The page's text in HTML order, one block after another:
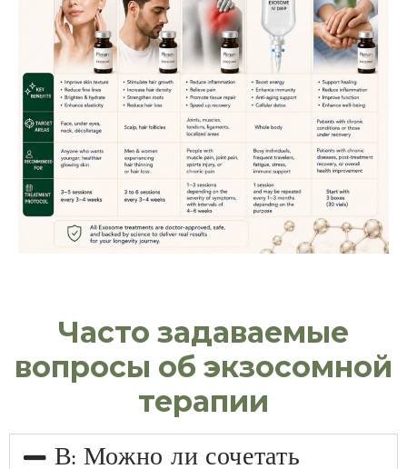
Часто задаваемые
вопросы об экзосомной
терапии
В: Можно ли сочетать